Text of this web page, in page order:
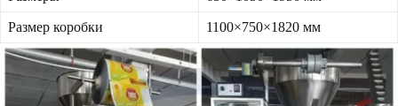
Размер коробки 1100×750×1820 мм